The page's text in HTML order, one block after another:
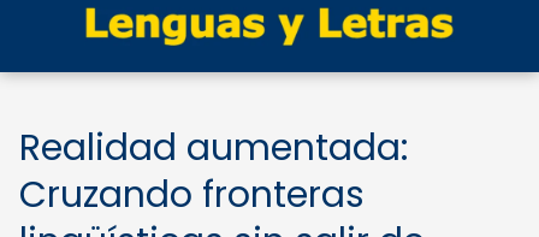
Realidad aumentada:
Cruzando fronteras